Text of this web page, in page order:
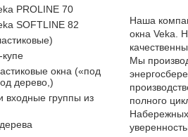
PROLINE 70
SOFTLINE 82
окна («под
дерево,)
входные группы из
Наша
окна Veka.
Мы
полного